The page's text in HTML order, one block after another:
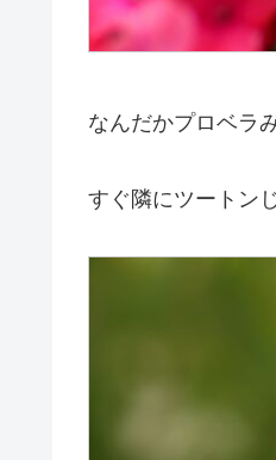
なんだかプロベラ
すぐ隣にツートン